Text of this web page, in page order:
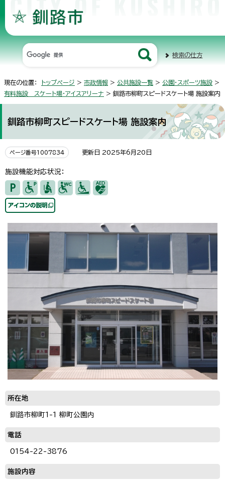
検索の仕方
現在の位置： トップページ > 市政情報 > 公共施設一覧 > 公園・スポーツ施設 >
有料施設 スケート場・アイスアリーナ > 釧路市柳町スピードスケート場 施設案内
釧路市柳町スピードスケート場 施設案内
ページ番号1007834 更新日 2025年6月20日
施設機能対応状況：
所在地
釧路市柳町1-1 柳町公園内
電話
0154-22-3876
施設内容